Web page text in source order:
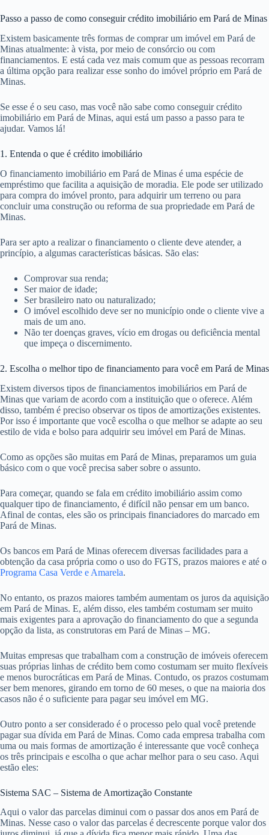
Passo a passo de como conseguir crédito imobiliário em Pará de Minas
Existem basicamente três formas de comprar um imóvel em Pará de
Minas atualmente: à vista, por meio de consórcio ou com
financiamentos. E está cada vez mais comum que as pessoas recorram
a última opção para realizar esse sonho do imóvel próprio em Pará de
Minas.
Se esse é o seu caso, mas você não sabe como conseguir crédito
imobiliário em Pará de Minas, aqui está um passo a passo para te
ajudar. Vamos lá!
1. Entenda o que é crédito imobiliário
O financiamento imobiliário em Pará de Minas é uma espécie de
empréstimo que facilita a aquisição de moradia. Ele pode ser utilizado
para compra do imóvel pronto, para adquirir um terreno ou para
concluir uma construção ou reforma de sua propriedade em Pará de
Minas.
Para ser apto a realizar o financiamento o cliente deve atender, a
princípio, a algumas características básicas. São elas:
Comprovar sua renda;
Ser maior de idade;
Ser brasileiro nato ou naturalizado;
O imóvel escolhido deve ser no município onde o cliente vive a
mais de um ano.
Não ter doenças graves, vício em drogas ou deficiência mental
que impeça o discernimento.
2. Escolha o melhor tipo de financiamento para você em Pará de Minas
Existem diversos tipos de financiamentos imobiliários em Pará de
Minas que variam de acordo com a instituição que o oferece. Além
disso, também é preciso observar os tipos de amortizações existentes.
Por isso é importante que você escolha o que melhor se adapte ao seu
estilo de vida e bolso para adquirir seu imóvel em Pará de Minas.
Como as opções são muitas em Pará de Minas, preparamos um guia
básico com o que você precisa saber sobre o assunto.
Para começar, quando se fala em crédito imobiliário assim como
qualquer tipo de financiamento, é difícil não pensar em um banco.
Afinal de contas, eles são os principais financiadores do marcado em
Pará de Minas.
Os bancos em Pará de Minas oferecem diversas facilidades para a
obtenção da casa própria como o uso do FGTS, prazos maiores e até o
Programa Casa Verde e Amarela.
No entanto, os prazos maiores também aumentam os juros da aquisição
em Pará de Minas. E, além disso, eles também costumam ser muito
mais exigentes para a aprovação do financiamento do que a segunda
opção da lista, as construtoras em Pará de Minas – MG.
Muitas empresas que trabalham com a construção de imóveis oferecem
suas próprias linhas de crédito bem como costumam ser muito flexíveis
e menos burocráticas em Pará de Minas. Contudo, os prazos costumam
ser bem menores, girando em torno de 60 meses, o que na maioria dos
casos não é o suficiente para pagar seu imóvel em MG.
Outro ponto a ser considerado é o processo pelo qual você pretende
pagar sua dívida em Pará de Minas. Como cada empresa trabalha com
uma ou mais formas de amortização é interessante que você conheça
os três principais e escolha o que achar melhor para o seu caso. Aqui
estão eles:
Sistema SAC – Sistema de Amortização Constante
Aqui o valor das parcelas diminui com o passar dos anos em Pará de
Minas. Nesse caso o valor das parcelas é decrescente porque valor dos